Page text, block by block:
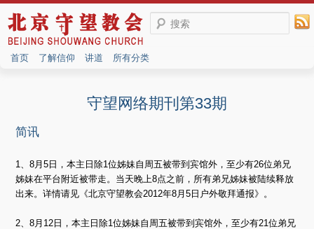
搜索
首页 了解信仰 讲道 所有分类
守望网络期刊第33期
简讯
1、8月5日，本主日除1位姊妹自周五被带到宾馆外，至少有26位弟兄
姊妹在平台附近被带走。当天晚上8点之前，所有弟兄姊妹被陆续释放
出来。详情请见《北京守望教会2012年8月5日户外敬拜通报》。
2、8月12日，本主日除1位姊妹自周五被带到宾馆外，至少有21位弟兄